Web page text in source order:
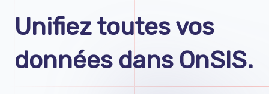
Company
Blog
Unifiez toutes vos
données dans OnSIS.